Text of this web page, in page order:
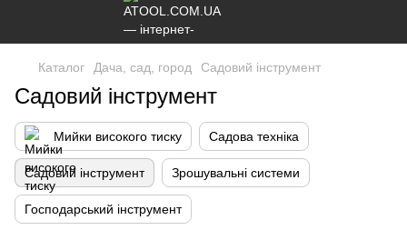
Каталог Дача, сад, город Садовий інструмент
Садовий інструмент
Мийки високого тиску Садова техніка
Садовий інструмент Зрошувальні системи
Господарський інструмент